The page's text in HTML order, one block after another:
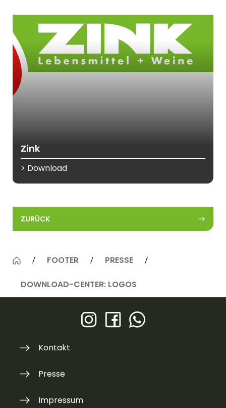
Zink
> Download
ZURÜCK
FOOTER PRESSE
DOWNLOAD-CENTER: LOGOS
Kontakt
Presse
Impressum